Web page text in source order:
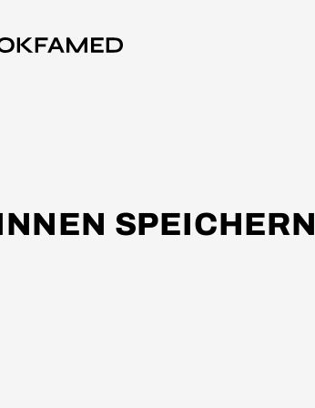
SPEICHERN